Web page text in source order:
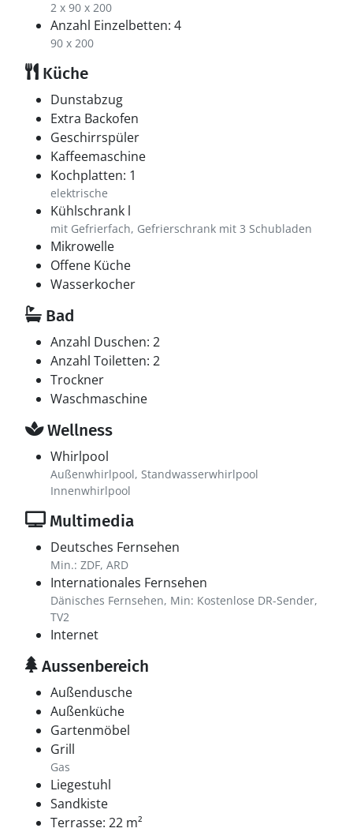
2 x 90 x 200
Anzahl Einzelbetten: 4
90 x 200
Küche
Dunstabzug
Extra Backofen
Geschirrspüler
Kaffeemaschine
Kochplatten: 1
elektrische
Kühlschrank l
mit Gefrierfach, Gefrierschrank mit 3 Schubladen
Mikrowelle
Offene Küche
Wasserkocher
Bad
Anzahl Duschen: 2
Anzahl Toiletten: 2
Trockner
Waschmaschine
Wellness
Whirlpool
Außenwhirlpool, Standwasserwhirlpool
Innenwhirlpool
Multimedia
Deutsches Fernsehen
Min.: ZDF, ARD
Internationales Fernsehen
Dänisches Fernsehen, Min: Kostenlose DR-Sender,
TV2
Internet
Aussenbereich
Außendusche
Außenküche
Gartenmöbel
Grill
Gas
Liegestuhl
Sandkiste
Terrasse: 22 m²